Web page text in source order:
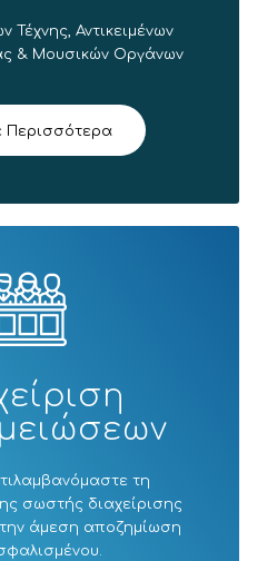
Τέχνης, Αντικειμένων
& Μουσικών Οργάνων
Περισσότερα
τη
σωστής διαχείρισης
την άμεση αποζημίωση